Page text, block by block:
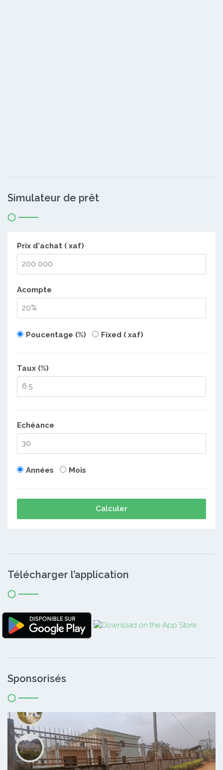
Simulateur de prêt
Prix d'achat ( xaf)
Acompte
Poucentage (%) Fixed ( xaf)
Taux (%)
Echéance
Années Mois
Calculer
Télécharger l’application
Sponsorisés